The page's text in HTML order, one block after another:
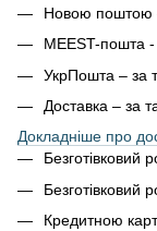
Новою поштою
MEEST-пошта
УкрПошта – за
Доставка – за
Докладніше про
Безготівковий
Безготівковий
Кредитною